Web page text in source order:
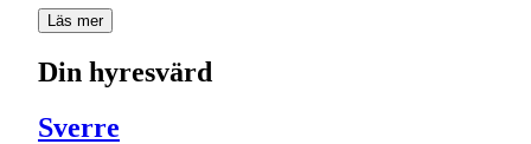
Läs mer
Din hyresvärd
Sverre